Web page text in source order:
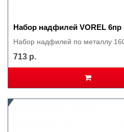
Набор надфилей VOREL 6пр
Набор надфилей по металлу
713 р.